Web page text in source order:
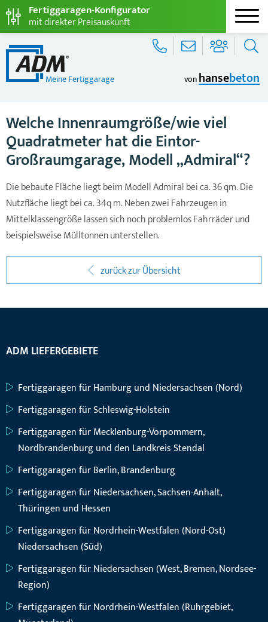
Meine Fertiggarage vonhansebeton
Fertiggaragen-Konfigurator
mit direkter Preisauskunft
Welche Innenraumgröße/wie viel
Quadratmeter hat die Eintor-
Großraumgarage, Modell „Admiral“?
Die bebaute Fläche liegt beim Modell Admiral bei ca. 36 qm. Die
Nutzfläche liegt bei ca. 34q m. Neben zwei Fahrzeugen in
Mittelklassengröße lassen sich noch problemlos Fahrräder und
beispielsweise Mülltonnen unterstellen.
zurück zur Übersicht
ADM LIEFERGEBIETE
Fertiggaragen für Hamburg und Niedersachsen (Nord)
Fertiggaragen für Schleswig-Holstein
Fertiggaragen für Mecklenburg-Vorpommern,
Nordbrandenburg und den Landkreis Stendal
Fertiggaragen für Berlin, Brandenburg
Fertiggaragen für Niedersachsen, Sachsen-Anhalt,
Thüringen und Hessen
Fertiggaragen für Nordrhein-Westfalen (Nord-Ost)
Niedersachsen (Süd)
Fertiggaragen für Niedersachsen (West, Bremen, Nordsee-
Region)
Fertiggaragen für Nordrhein-Westfalen (Ruhrgebiet,